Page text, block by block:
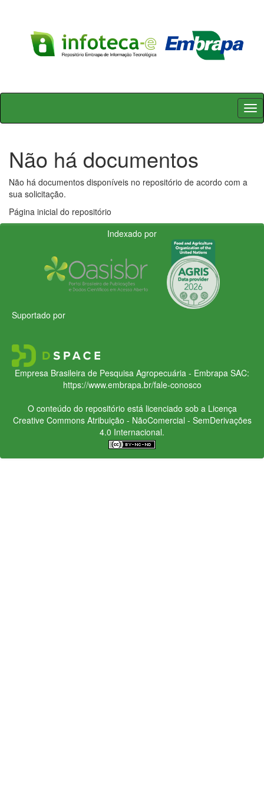
Skip
Não há documentos
Não há documentos disponíveis no repositório de acordo com a
sua solicitação.
Página inicial do repositório
Indexado por
Suportado por
Empresa Brasileira de Pesquisa Agropecuária - Embrapa SAC:
https://www.embrapa.br/fale-conosco
O conteúdo do repositório está licenciado sob a Licença
Creative CommonsAtribuição - NãoComercial - SemDerivações
4.0 Internacional.